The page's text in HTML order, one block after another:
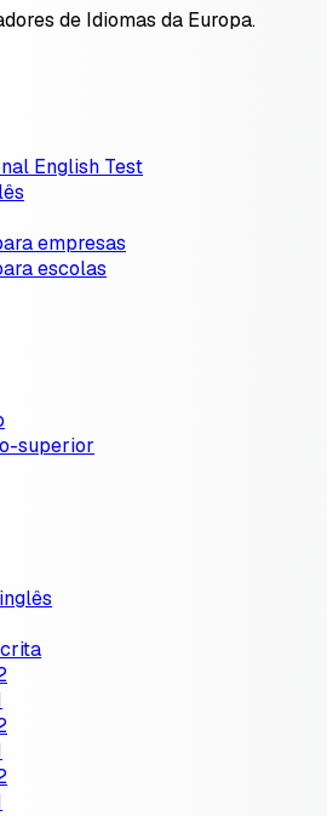
de Idiomas da Europa.
English Test
empresas
escolas
superior